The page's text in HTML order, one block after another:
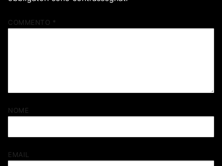
COMMENTO *
NOME
EMAIL